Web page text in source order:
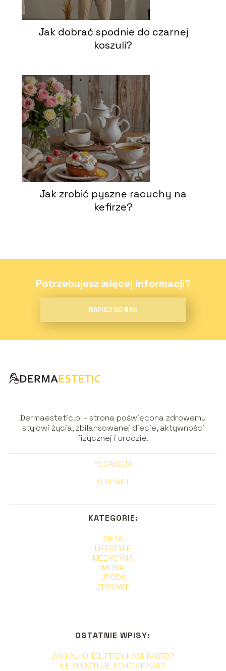
Jak dobrać spodnie do czarnej
koszuli?
Jak zrobić pyszne racuchy na
kefirze?
Potrzebujesz więcej informacji?
NAPISZ DO NAS
Dermaestetic.pl - strona poświęcona zdrowemu
stylowi życia, zbilansowanej diecie, aktywności
fizycznej i urodzie.
REDAKCJA
KONTAKT
KATEGORIE:
DIETA
LIFESTYLE
MEDYCYNA
MODA
URODA
ZDROWIE
OSTATNIE WPISY:
JAKI ALKOHOL PRZY HASHIMOTO?
ILE KOSZTUJE ECHO SERCA?